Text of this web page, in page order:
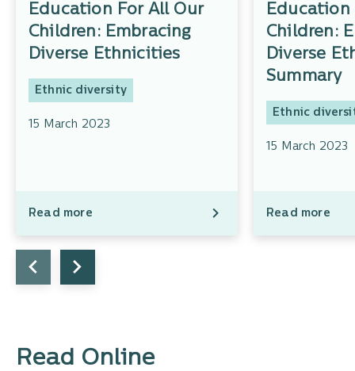
Education For All Our
Children: Embracing
Diverse Ethnicities
Ethnic diversity
15 March 2023
Read more
Education
Children:
Diverse
Summary
Ethnic
15 March 2023
Read more
Read Online